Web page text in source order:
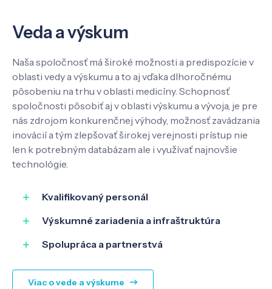
Know-how
O nás
Veda a výskum
Naša spoločnosť má široké možnosti a predispozície v
oblasti vedy a výskumu a to aj vďaka dlhoročnému
pôsobeniu na trhu v oblasti medicíny. Schopnosť
spoločnosti pôsobiť aj v oblasti výskumu a vývoja, je pre
nás zdrojom konkurenčnej výhody, možnosť zavádzania
inovácií a tým zlepšovať širokej verejnosti prístup nie
len k potrebným databázam ale i využívať najnovšie
technológie.
Kvalifikovaný personál
Výskumné zariadenia a infraštruktúra
Spolupráca a partnerstvá
Viac o vede a výskume